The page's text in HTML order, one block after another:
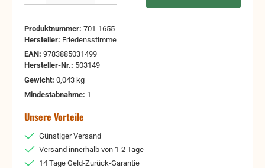
Produktnummer: 701-1655
Hersteller: Friedensstimme
EAN: 9783885031499
Hersteller-Nr.: 503149
Gewicht: 0,043 kg
Mindestabnahme: 1
Unsere Vorteile
Günstiger Versand
Versand innerhalb von 1-2 Tage
14 Tage Geld-Zurück-Garantie